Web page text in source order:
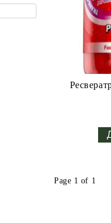
Page 1 of 1